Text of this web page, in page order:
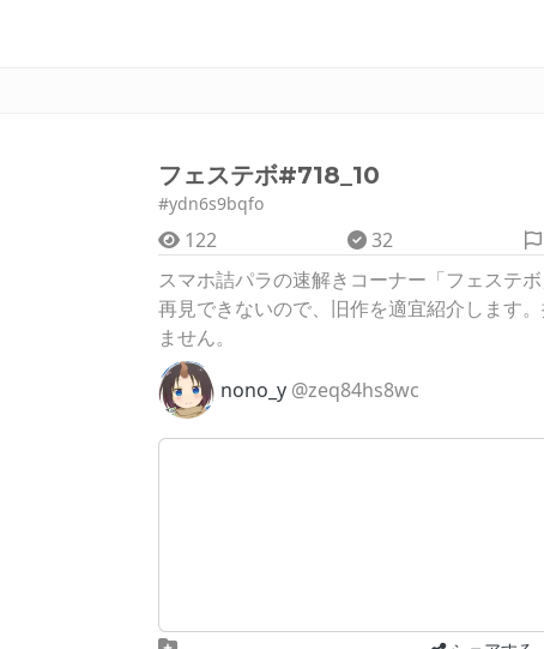
フェステボ#718_10
#ydn6s9bqfo
122 32
スマホ詰パラの速解きコーナー「フェステ
再見できないので、旧作を適宜紹介します
ません。
nono_y @zeq84hs8wc